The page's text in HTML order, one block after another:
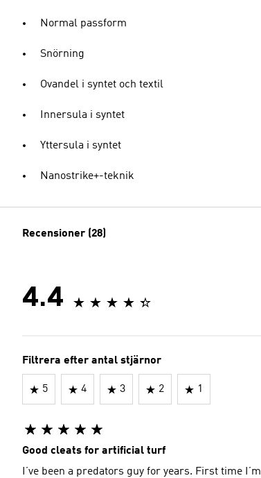
Normal passform
Snörning
Ovandel i syntet och textil
Innersula i syntet
Yttersula i syntet
Nanostrike+-teknik
Recensioner (28)
4.4
Filtrera efter antal stjärnor
5 4 3 2 1
Good cleats for artificial turf
I’ve been a predators guy for years. First time